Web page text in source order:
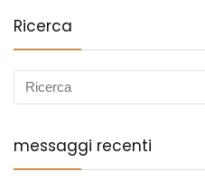
Ricerca
messaggi recenti